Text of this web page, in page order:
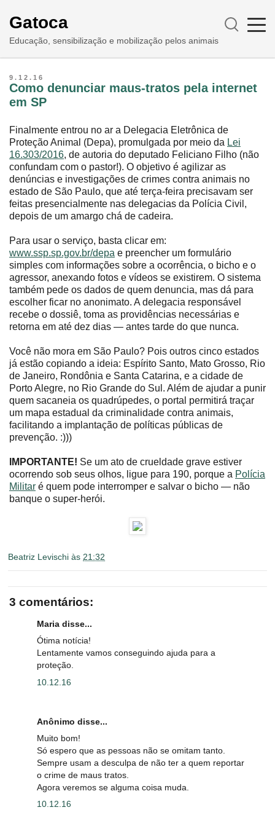
Gatoca
Educação, sensibilização e mobilização pelos animais
9.12.16
Como denunciar maus-tratos pela internet
em SP
Finalmente entrou no ar a Delegacia Eletrônica de
Proteção Animal (Depa), promulgada por meio da Lei
16.303/2016, de autoria do deputado Feliciano Filho (não
confundam com o pastor!). O objetivo é agilizar as
denúncias e investigações de crimes contra animais no
estado de São Paulo, que até terça-feira precisavam ser
feitas presencialmente nas delegacias da Polícia Civil,
depois de um amargo chá de cadeira.
Para usar o serviço, basta clicar em:
www.ssp.sp.gov.br/depa e preencher um formulário
simples com informações sobre a ocorrência, o bicho e o
agressor, anexando fotos e vídeos se existirem. O sistema
também pede os dados de quem denuncia, mas dá para
escolher ficar no anonimato. A delegacia responsável
recebe o dossiê, toma as providências necessárias e
retorna em até dez dias ― antes tarde do que nunca.
Você não mora em São Paulo? Pois outros cinco estados
já estão copiando a ideia: Espírito Santo, Mato Grosso, Rio
de Janeiro, Rondônia e Santa Catarina, e a cidade de
Porto Alegre, no Rio Grande do Sul. Além de ajudar a punir
quem sacaneia os quadrúpedes, o portal permitirá traçar
um mapa estadual da criminalidade contra animais,
facilitando a implantação de políticas públicas de
prevenção. :)))
IMPORTANTE! Se um ato de crueldade grave estiver
ocorrendo sob seus olhos, ligue para 190, porque a Polícia
Militar é quem pode interromper e salvar o bicho ― não
banque o super-herói.
Beatriz Levischi às 21:32
3 comentários:
Maria disse...
Ótima notícia!
Lentamente vamos conseguindo ajuda para a
proteção.
10.12.16
Anônimo disse...
Muito bom!
Só espero que as pessoas não se omitam tanto.
Sempre usam a desculpa de não ter a quem reportar
o crime de maus tratos.
Agora veremos se alguma coisa muda.
10.12.16